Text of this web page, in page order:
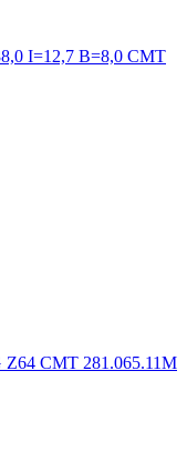
I=12,7 B=8,0 CMT
CMT 281.065.11M